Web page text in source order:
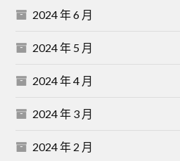
2024 年 6 月
2024 年 5 月
2024 年 4 月
2024 年 3 月
2024 年 2 月